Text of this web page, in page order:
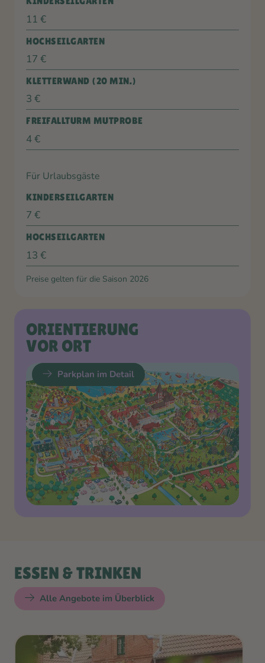
11 €
HOCHSEILGARTEN
17 €
KLETTERWAND (20 MIN.)
3 €
FREIFALLTURM MUTPROBE
4 €
Für Urlaubsgäste
KINDERSEILGARTEN
7 €
HOCHSEILGARTEN
13 €
Preise gelten für die Saison 2026
ORIENTIERUNG
VOR ORT
Parkplan im Detail
ESSEN & TRINKEN
Alle Angebote im Überblick